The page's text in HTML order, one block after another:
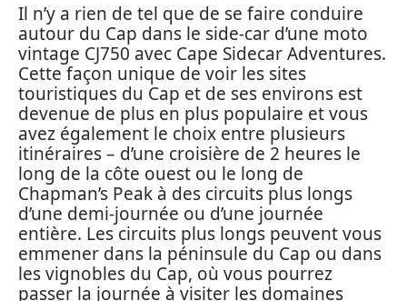
Il n’y a rien de tel que de se faire conduire
autour du Cap dans le side-car d’une moto
vintage CJ750 avec Cape Sidecar Adventures.
Cette façon unique de voir les sites
touristiques du Cap et de ses environs est
devenue de plus en plus populaire et vous
avez également le choix entre plusieurs
itinéraires – d’une croisière de 2 heures le
long de la côte ouest ou le long de
Chapman’s Peak à des circuits plus longs
d’une demi-journée ou d’une journée
entière. Les circuits plus longs peuvent vous
emmener dans la péninsule du Cap ou dans
les vignobles du Cap, où vous pourrez
passer la journée à visiter les domaines